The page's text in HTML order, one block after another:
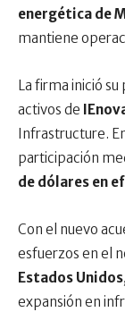
energética de
mantiene
La firma inició
activos de
Infrastructure.
participación
de dólares en
Con el nuevo
esfuerzos en el
Estados Unidos
expansión en